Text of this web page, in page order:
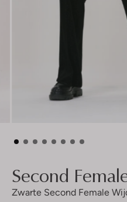
Second
Zwarte Second Female